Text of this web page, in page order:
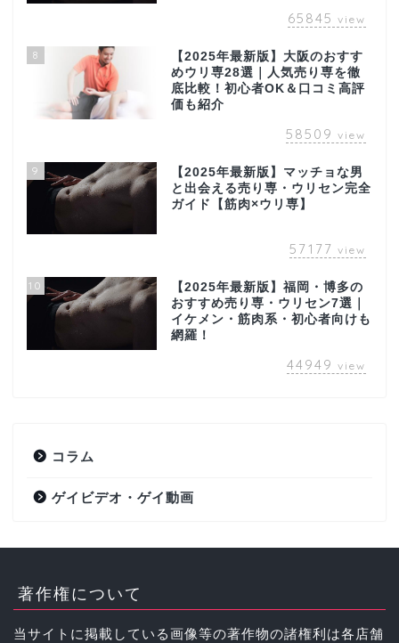
65845 view
8
【2025年最新版】大阪のおすす
めウリ専28選｜人気売り専を徹
底比較！初心者OK＆口コミ高評
価も紹介
58509 view
9
【2025年最新版】マッチョな男
と出会える売り専・ウリセン完全
ガイド【筋肉×ウリ専】
57177 view
10
【2025年最新版】福岡・博多の
おすすめ売り専・ウリセン7選｜
イケメン・筋肉系・初心者向けも
網羅！
44949 view
コラム
ゲイビデオ・ゲイ動画
著作権について
当サイトに掲載している画像等の著作物の諸権利は各店舗